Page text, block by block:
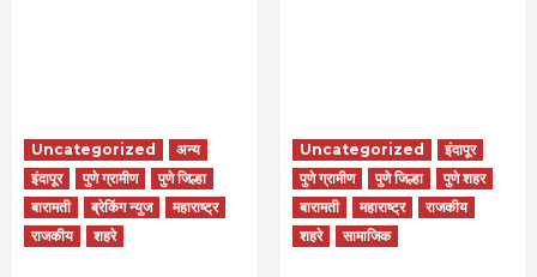
Uncategorized
अन्य
इंदापूर
पुणे ग्रामीण
पुणे जिल्हा
बारामती
ब्रेकिंग न्युज
महाराष्ट्र
राजकीय
शहरे
Uncategorized
इंदापूर
पुणे ग्रामीण
पुणे जिल्हा
पुणे शहर
बारामती
महाराष्ट्र
राजकीय
शहरे
सामाजिक